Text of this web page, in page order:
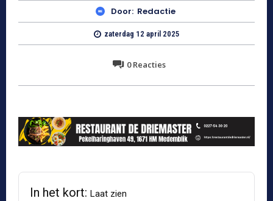
Door: Redactie
zaterdag 12 april 2025
0Reacties
In het kort: Laat zien